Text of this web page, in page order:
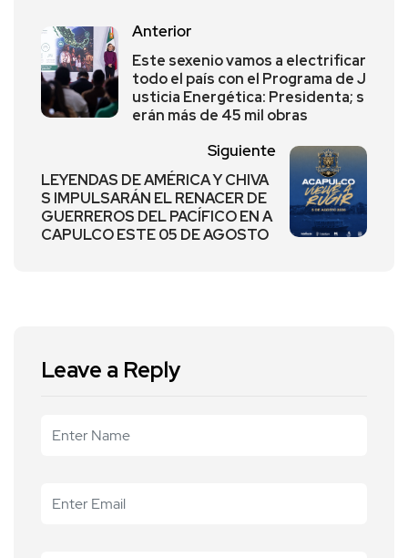
Anterior
Este sexenio vamos a electrificar
todo el país con el Programa de J
usticia Energética: Presidenta; s
erán más de 45 mil obras
Siguiente
LEYENDAS DE AMÉRICA Y CHIVA
S IMPULSARÁN EL RENACER DE
GUERREROS DEL PACÍFICO EN A
CAPULCO ESTE 05 DE AGOSTO
Leave a Reply